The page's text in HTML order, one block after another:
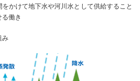
かけて地下水や河川水として供給すること
働き
み